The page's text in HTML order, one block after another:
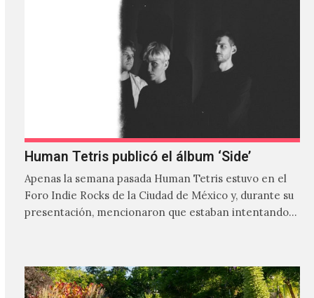
Human Tetris publicó el álbum ‘Side’
Apenas la semana pasada Human Tetris estuvo en el
Foro Indie Rocks de la Ciudad de México y, durante su
presentación, mencionaron que estaban intentando…